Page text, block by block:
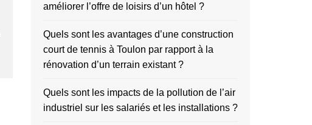
améliorer l’offre de loisirs d’un hôtel ?
Quels sont les avantages d’une construction
court de tennis à Toulon par rapport à la
rénovation d’un terrain existant ?
Quels sont les impacts de la pollution de l’air
industriel sur les salariés et les installations ?